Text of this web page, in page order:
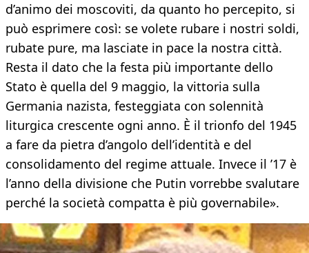
d’animo dei moscoviti, da quanto ho percepito, si
può esprimere così: se volete rubare i nostri soldi,
rubate pure, ma lasciate in pace la nostra città.
Resta il dato che la festa più importante dello
Stato è quella del 9 maggio, la vittoria sulla
Germania nazista, festeggiata con solennità
liturgica crescente ogni anno. È il trionfo del 1945
a fare da pietra d’angolo dell’identità e del
consolidamento del regime attuale. Invece il ’17 è
l’anno della divisione che Putin vorrebbe svalutare
perché la società compatta è più governabile».